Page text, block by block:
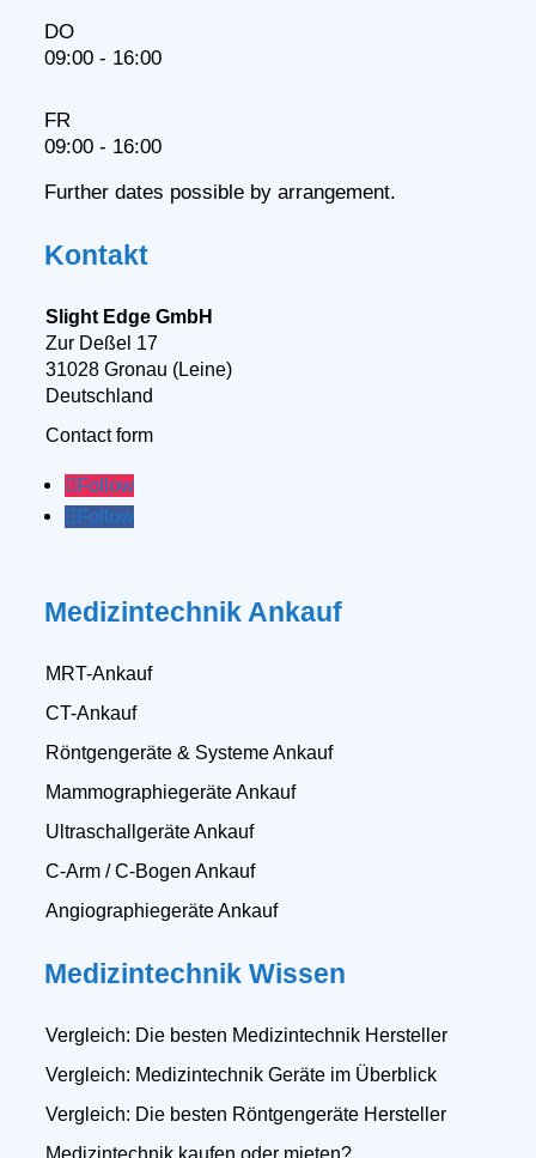
DO
09:00 - 16:00
FR
09:00 - 16:00
Further dates possible by arrangement.
Kontakt
Slight Edge GmbH
Zur Deßel 17
31028 Gronau (Leine)
Deutschland
Contact form
Follow
Follow
Medizintechnik Ankauf
MRT-Ankauf
CT-Ankauf
Röntgengeräte & Systeme Ankauf
Mammographiegeräte Ankauf
Ultraschallgeräte Ankauf
C-Arm / C-Bogen Ankauf
Angiographiegeräte Ankauf
Medizintechnik Wissen
Vergleich: Die besten Medizintechnik Hersteller
Vergleich: Medizintechnik Geräte im Überblick
Vergleich: Die besten Röntgengeräte Hersteller
Medizintechnik kaufen oder mieten?